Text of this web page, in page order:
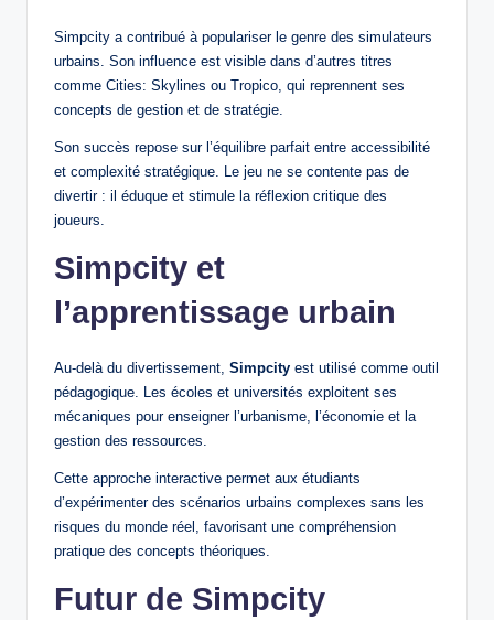
Simpcity a contribué à populariser le genre des simulateurs
urbains. Son influence est visible dans d’autres titres
comme Cities: Skylines ou Tropico, qui reprennent ses
concepts de gestion et de stratégie.
Son succès repose sur l’équilibre parfait entre accessibilité
et complexité stratégique. Le jeu ne se contente pas de
divertir : il éduque et stimule la réflexion critique des
joueurs.
Simpcity et
l’apprentissage urbain
Au-delà du divertissement, Simpcity est utilisé comme outil
pédagogique. Les écoles et universités exploitent ses
mécaniques pour enseigner l’urbanisme, l’économie et la
gestion des ressources.
Cette approche interactive permet aux étudiants
d’expérimenter des scénarios urbains complexes sans les
risques du monde réel, favorisant une compréhension
pratique des concepts théoriques.
Futur de Simpcity